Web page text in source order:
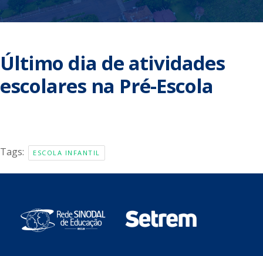
Último dia de atividades
escolares na Pré-Escola
Tags: ESCOLA INFANTIL